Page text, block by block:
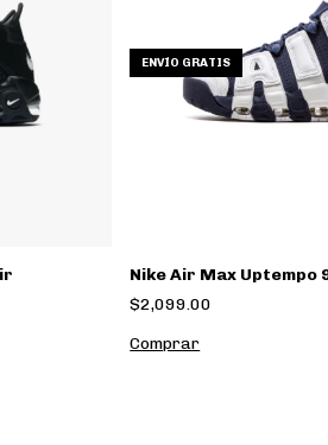
ENVÍO GRATIS
Nike Air Max Uptempo
$2,099.00
Comprar